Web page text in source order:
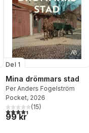
röster:
Del 1
Mina drömmars stad
Per Anders Fogelström
Pocket, 2026
4,4utav 5 stjärnor. Totalt
(15)
99 kr